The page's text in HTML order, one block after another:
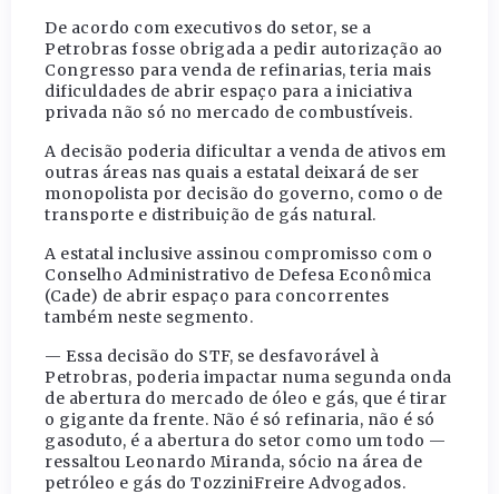
De acordo com executivos do setor, se a
Petrobras fosse obrigada a pedir autorização ao
Congresso para venda de refinarias, teria mais
dificuldades de abrir espaço para a iniciativa
privada não só no mercado de combustíveis.
A decisão poderia dificultar a venda de ativos em
outras áreas nas quais a estatal deixará de ser
monopolista por decisão do governo, como o de
transporte e distribuição de gás natural.
A estatal inclusive assinou compromisso com o
Conselho Administrativo de Defesa Econômica
(Cade) de abrir espaço para concorrentes
também neste segmento.
— Essa decisão do STF, se desfavorável à
Petrobras, poderia impactar numa segunda onda
de abertura do mercado de óleo e gás, que é tirar
o gigante da frente. Não é só refinaria, não é só
gasoduto, é a abertura do setor como um todo —
ressaltou Leonardo Miranda, sócio na área de
petróleo e gás do TozziniFreire Advogados.